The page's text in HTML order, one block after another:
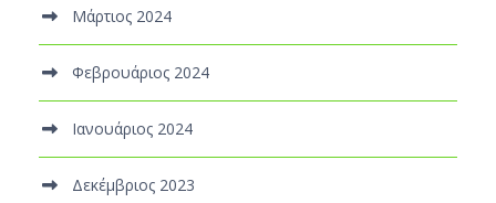
Μάρτιος 2024
Φεβρουάριος 2024
Ιανουάριος 2024
Δεκέμβριος 2023